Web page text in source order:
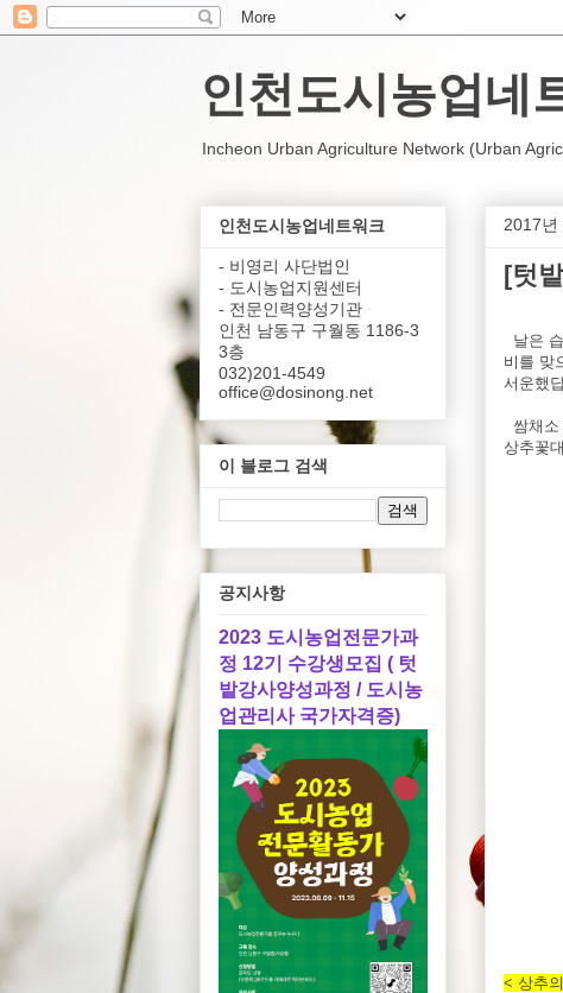
인천도시농업네
Incheon Urban Agriculture Network (Urban
2017년
[텃
날은
비를 맞
서운했
쌈채소
상추꽃
< 상추
인천도시농업네트워크
- 비영리 사단법인
- 도시농업지원센터
- 전문인력양성기관
인천 남동구 구월동 1186-3
3층
032)201-4549
office@dosinong.net
이 블로그 검색
공지사항
2023 도시농업전문가과
정 12기 수강생모집 ( 텃
밭강사양성과정 / 도시농
업관리사 국가자격증)